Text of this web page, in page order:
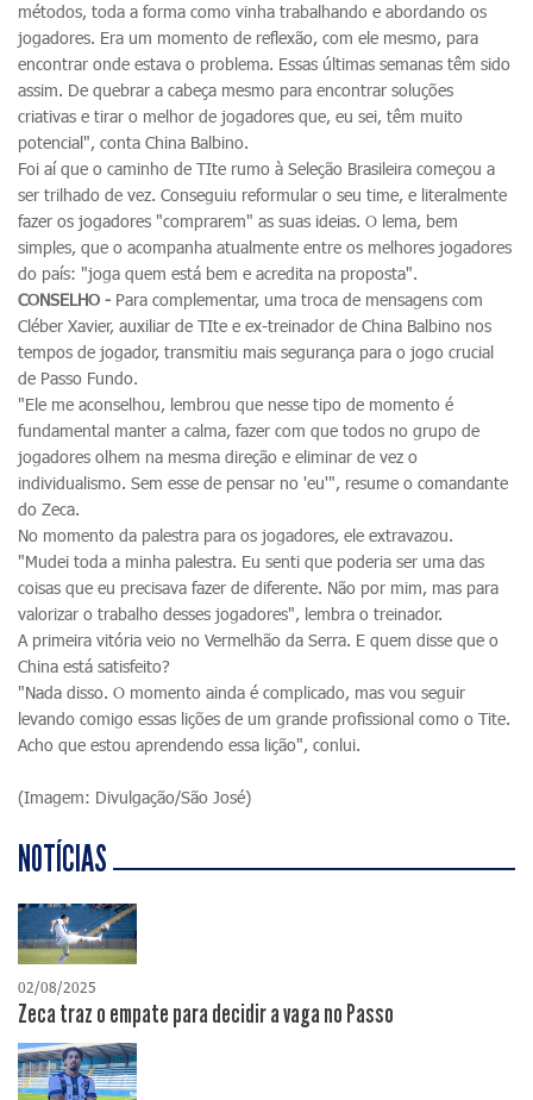
métodos, toda a forma como vinha trabalhando e abordando os
jogadores. Era um momento de reflexão, com ele mesmo, para
encontrar onde estava o problema. Essas últimas semanas têm sido
assim. De quebrar a cabeça mesmo para encontrar soluções
criativas e tirar o melhor de jogadores que, eu sei, têm muito
potencial", conta China Balbino.
Foi aí que o caminho de TIte rumo à Seleção Brasileira começou a
ser trilhado de vez. Conseguiu reformular o seu time, e literalmente
fazer os jogadores "comprarem" as suas ideias. O lema, bem
simples, que o acompanha atualmente entre os melhores jogadores
do país: "joga quem está bem e acredita na proposta".
CONSELHO - Para complementar, uma troca de mensagens com
Cléber Xavier, auxiliar de TIte e ex-treinador de China Balbino nos
tempos de jogador, transmitiu mais segurança para o jogo crucial
de Passo Fundo.
"Ele me aconselhou, lembrou que nesse tipo de momento é
fundamental manter a calma, fazer com que todos no grupo de
jogadores olhem na mesma direção e eliminar de vez o
individualismo. Sem esse de pensar no 'eu'", resume o comandante
do Zeca.
No momento da palestra para os jogadores, ele extravazou.
"Mudei toda a minha palestra. Eu senti que poderia ser uma das
coisas que eu precisava fazer de diferente. Não por mim, mas para
valorizar o trabalho desses jogadores", lembra o treinador.
A primeira vitória veio no Vermelhão da Serra. E quem disse que o
China está satisfeito?
"Nada disso. O momento ainda é complicado, mas vou seguir
levando comigo essas lições de um grande profissional como o Tite.
Acho que estou aprendendo essa lição", conlui.
(Imagem: Divulgação/São José)
NOTÍCIAS
02/08/2025
Zeca traz o empate para decidir a vaga no Passo